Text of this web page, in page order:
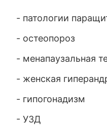
- патологии
- остеопороз
- менапаузальная
- женская
- гипогонадизм
- УЗД